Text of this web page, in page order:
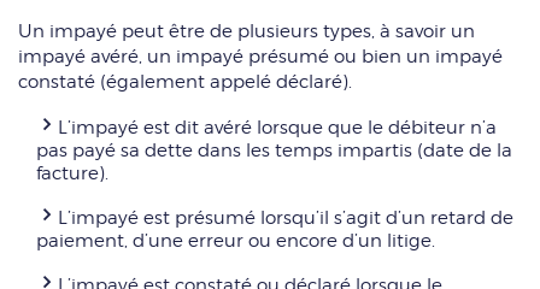
Un impayé peut être de plusieurs types, à savoir un
impayé avéré, un impayé présumé ou bien un impayé
constaté (également appelé déclaré).
L’impayé est dit avéré lorsque que le débiteur n’a
pas payé sa dette dans les temps impartis (date de la
facture).
L’impayé est présumé lorsqu’il s’agit d’un retard de
paiement, d’une erreur ou encore d’un litige.